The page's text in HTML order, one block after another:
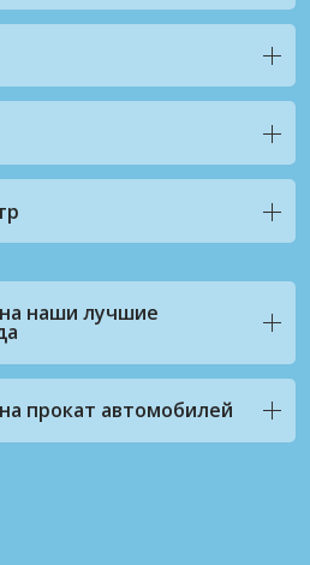
наши лучшие
прокат автомобилей